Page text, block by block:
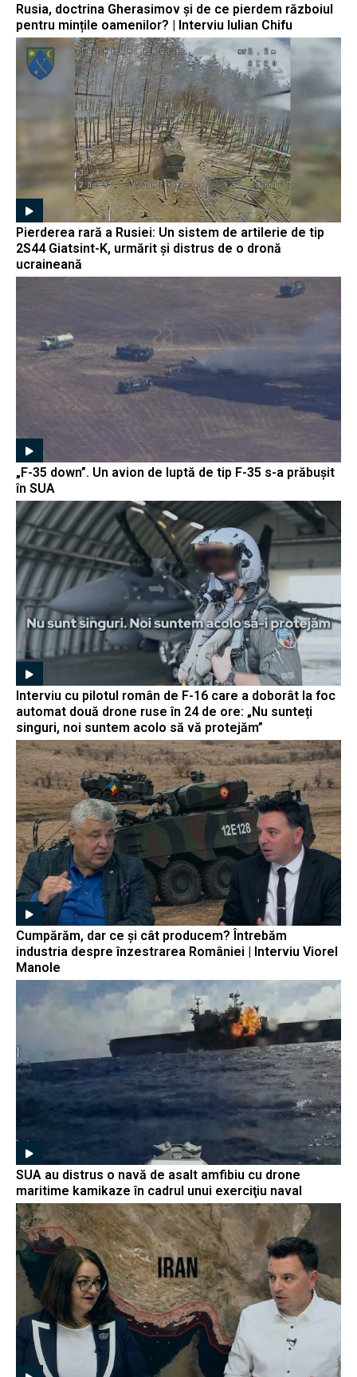
Rusia, doctrina Gherasimov și de ce pierdem războiul
pentru mințile oamenilor? | Interviu Iulian Chifu
Pierderea rară a Rusiei: Un sistem de artilerie de tip
2S44 Giatsint-K, urmărit și distrus de o dronă
ucraineană
„F-35 down”. Un avion de luptă de tip F-35 s-a prăbușit
în SUA
Interviu cu pilotul român de F-16 care a doborât la foc
automat două drone ruse în 24 de ore: „Nu sunteți
singuri, noi suntem acolo să vă protejăm”
Cumpărăm, dar ce și cât producem? Întrebăm
industria despre înzestrarea României | Interviu Viorel
Manole
SUA au distrus o navă de asalt amfibiu cu drone
maritime kamikaze în cadrul unui exerciţiu naval